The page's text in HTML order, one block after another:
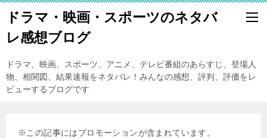
ドラマ・映画・スポーツのネタバ
レ感想ブログ
ドラマ、映画、スポーツ、アニメ、テレビ番組のあらすじ、登場人
物、相関図、結果速報をネタバレ！みんなの感想、評判、評価をレ
ビューするブログです
※この記事にはプロモーションが含まれています。